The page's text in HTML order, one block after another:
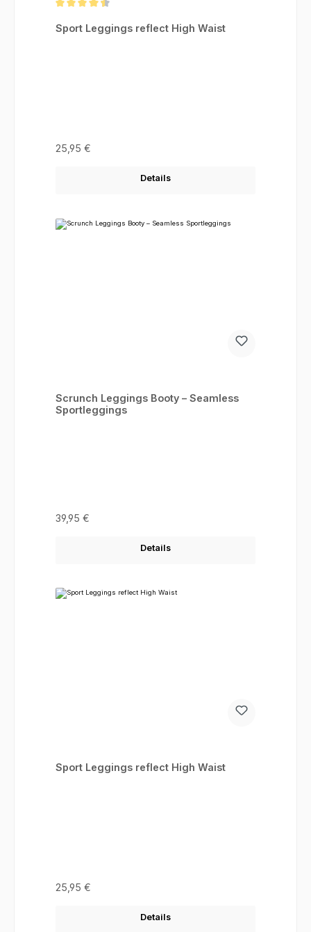
Sport Leggings reflect High Waist
Regulärer Preis:
25,95 €
Details
Scrunch Leggings Booty – Seamless
Sportleggings
Regulärer Preis:
39,95 €
Details
Sport Leggings reflect High Waist
Regulärer Preis:
25,95 €
Details